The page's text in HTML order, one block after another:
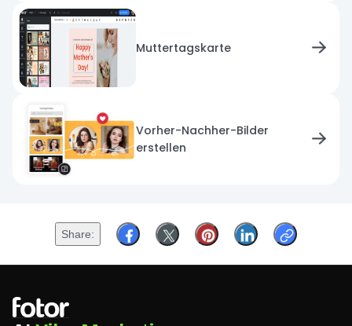
Muttertagskarte
Vorher-Nachher-Bilder
erstellen
Share